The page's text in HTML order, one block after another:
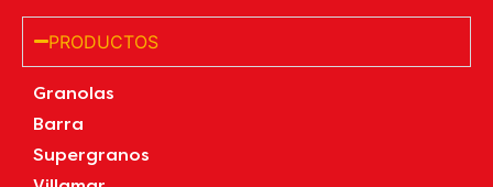
PRODUCTOS
Granolas
Barra
Supergranos